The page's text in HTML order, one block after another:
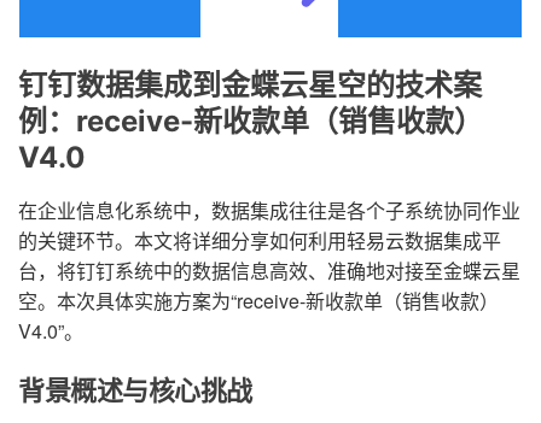
钉钉数据集成到金蝶云星空的技术案
例：receive-新收款单（销售收款）
V4.0
在企业信息化系统中，数据集成往往是各个子系统协同作业
的关键环节。本文将详细分享如何利用轻易云数据集成平
台，将钉钉系统中的数据信息高效、准确地对接至金蝶云星
空。本次具体实施方案为“receive-新收款单（销售收款）
V4.0”。
背景概述与核心挑战